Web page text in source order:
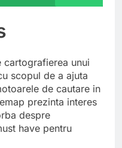
cartografierea unui
scopul de a ajuta
de cautare in
prezinta interes
despre
have pentru